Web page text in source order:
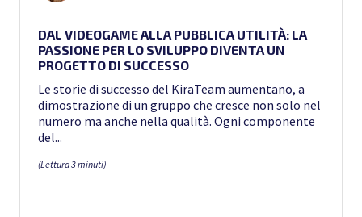
DAL VIDEOGAME ALLA PUBBLICA UTILITÀ: LA
PASSIONE PER LO SVILUPPO DIVENTA UN
PROGETTO DI SUCCESSO
Le storie di successo del KiraTeam aumentano, a
dimostrazione di un gruppo che cresce non solo nel
numero ma anche nella qualità. Ogni componente
del...
(Lettura 3 minuti)